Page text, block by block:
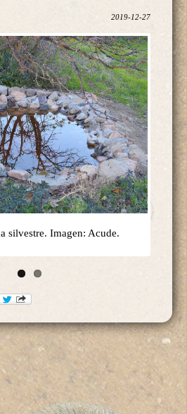
2019-12-27
silvestre. Imagen: Acude.